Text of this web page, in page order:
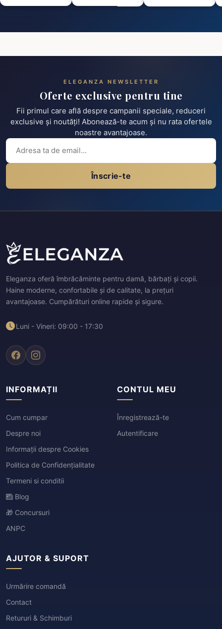
ELEGANZA NEWSLETTER
Oferte exclusive pentru tine
Fii primul care află despre campanii speciale, reduceri
exclusive și noutăți! Abonează-te acum și nu rata ofertele
noastre avantajoase.
Înscrie-te
Eleganza oferă îmbrăcăminte pentru damă, bărbați și copii.
Haine moderne, confortabile și de calitate, la prețuri
avantajoase. Cumpărături online rapide și sigure.
Luni - Vineri: 09:00 - 17:30
INFORMAȚII
Cum cumpar
Despre noi
Informații despre Cookies
Politica de Confidențialitate
Termeni si conditii
Blog
🎁 Concursuri
ANPC
CONTUL MEU
Înregistrează-te
Autentificare
AJUTOR & SUPORT
Urmărire comandă
Contact
Retururi & Schimburi